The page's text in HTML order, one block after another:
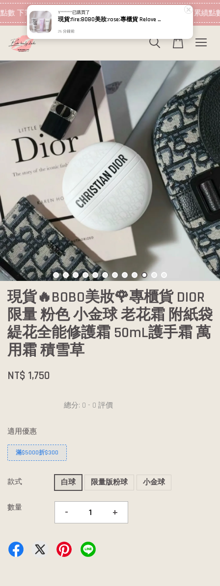
下筆消費即可折抵 現在去購物！ 加入會員 消費即可累績點
現貨🔥BOBO美妝🌹專櫃貨 DIOR
限量 粉色 小金球 老花霜 附紙袋
緹花全能修護霜 50mL護手霜 萬
用霜 積雪草
NT$ 1,750
總分: 0 - 0 評價
適用優惠
滿$5000折$300
款式 白球 限量版粉球 小金球
數量 - +
Y********已購買了
現貨:fire:BOBO美妝:rose:專櫃貨 Relove 胺基酸私密潔淨你露 私密肌傳明酸潔淨精華凝露 120ml 私密洗
26 分鐘前